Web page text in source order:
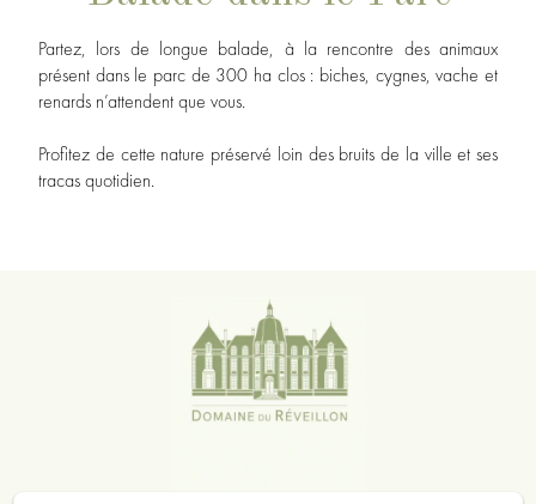
Partez, lors de longue balade, à la rencontre des animaux
présent dans le parc de 300 ha clos : biches, cygnes, vache et
renards n’attendent que vous.
Profitez de cette nature préservé loin des bruits de la ville et ses
tracas quotidien.